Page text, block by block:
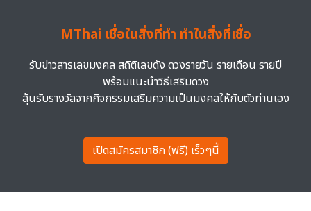
MThai เชื่อในสิ่งที่ทำ ทำในสิ่งที่เชื่อ
รับข่าวสารเลขมงคล สถิติเลขดัง ดวงรายวัน รายเดือน รายปี
พร้อมแนะนำวิธีเสริมดวง
ลุ้นรับรางวัลจากกิจกรรมเสริมความเป็นมงคลให้กับตัวท่านเอง
เปิดสมัครสมาชิก (ฟรี) เร็วๆนี้